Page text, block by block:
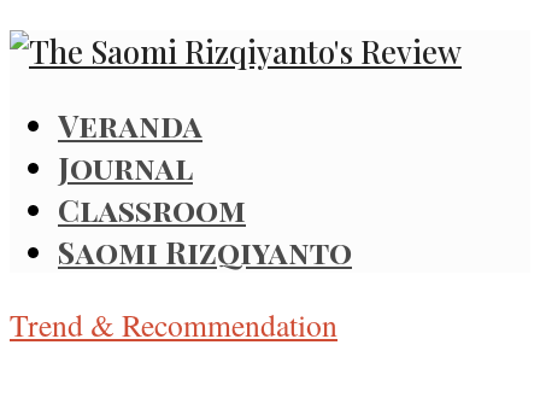
Veranda
Journal
Classroom
Saomi Rizqiyanto
Trend & Recommendation